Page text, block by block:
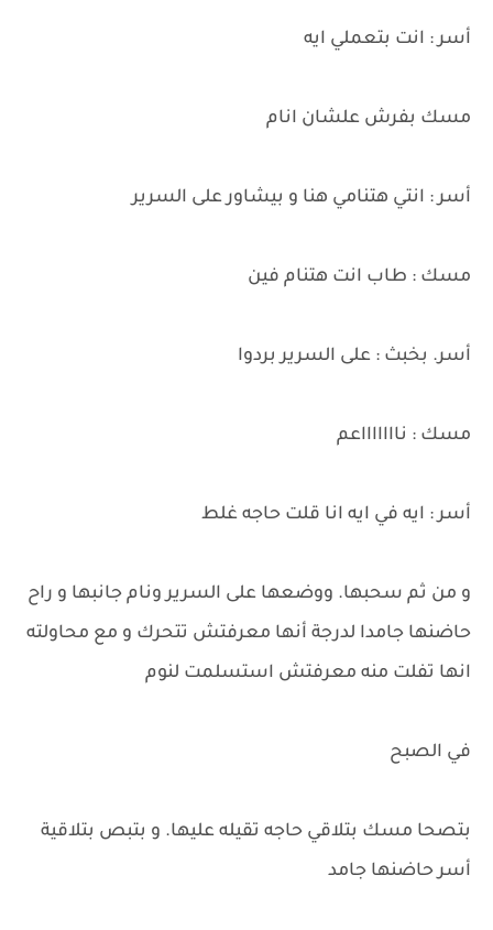
أسر : انت بتعملي ايه
مسك بفرش علشان انام
أسر : انتي هتنامي هنا و بيشاور على السرير
مسك : طاب انت هتنام فين
أسر. بخبث : على السرير بردوا
مسك : ناااااااعم
أسر : ايه في ايه انا قلت حاجه غلط
و من ثم سحبها. ووضعها على السرير ونام جانبها و راح
حاضنها جامدا لدرجة أنها معرفتش تتحرك و مع محاولته
انها تفلت منه معرفتش استسلمت لنوم
في الصبح
بتصحا مسك بتلاقي حاجه تقيله عليها. و بتبص بتلاقية
أسر حاضنها جامد